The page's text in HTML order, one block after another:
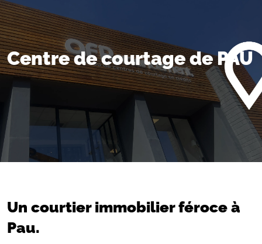
Centre de courtage de PAU
Un courtier immobilier féroce à
Pau.